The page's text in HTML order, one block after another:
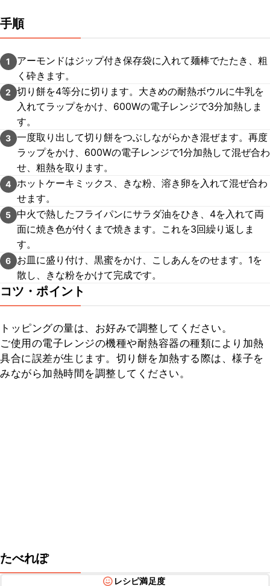
手順
1
アーモンドはジップ付き保存袋に入れて麺棒でたたき、粗
く砕きます。
2
切り餅を4等分に切ります。大きめの耐熱ボウルに牛乳を
入れてラップをかけ、600Wの電子レンジで3分加熱しま
す。
3 一度取り出して切り餅をつぶしながらかき混ぜます。再度
ラップをかけ、600Wの電子レンジで1分加熱して混ぜ合わ
せ、粗熱を取ります。
4 ホットケーキミックス、きな粉、溶き卵を入れて混ぜ合わ
せます。
5 中火で熱したフライパンにサラダ油をひき、4を入れて両
面に焼き色が付くまで焼きます。これを3回繰り返しま
す。
6
お皿に盛り付け、黒蜜をかけ、こしあんをのせます。1を
散し、きな粉をかけて完成です。
コツ・ポイント
トッピングの量は、お好みで調整してください。
ご使用の電子レンジの機種や耐熱容器の種類により加熱
具合に誤差が生じます。切り餅を加熱する際は、様子を
みながら加熱時間を調整してください。
たべれぽ
レシピ満足度